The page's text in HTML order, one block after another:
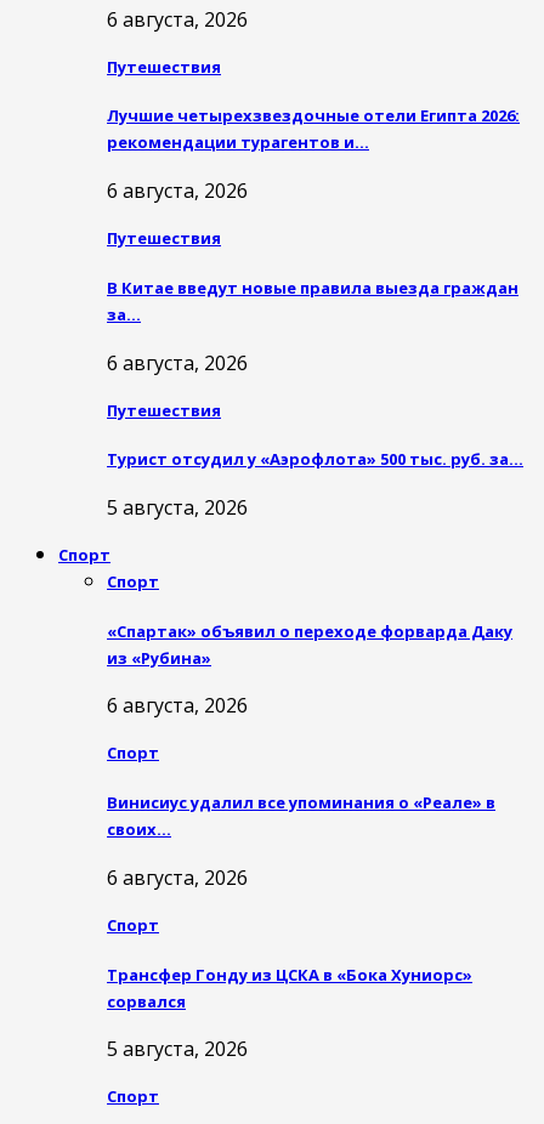
6 августа, 2026
Путешествия
Лучшие четырехзвездочные отели Египта 2026:
рекомендации турагентов и…
6 августа, 2026
Путешествия
В Китае введут новые правила выезда граждан
за…
6 августа, 2026
Путешествия
Турист отсудил у «Аэрофлота» 500 тыс. руб. за…
5 августа, 2026
Спорт
Спорт
«Спартак» объявил о переходе форварда Даку
из «Рубина»
6 августа, 2026
Спорт
Винисиус удалил все упоминания о «Реале» в
своих…
6 августа, 2026
Спорт
Трансфер Гонду из ЦСКА в «Бока Хуниорс»
сорвался
5 августа, 2026
Спорт